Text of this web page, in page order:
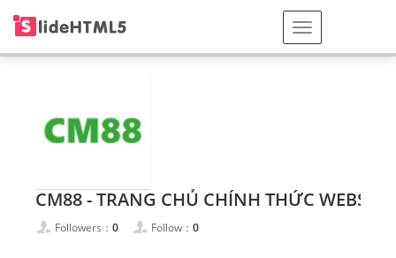
Followers： 0 Follow： 0